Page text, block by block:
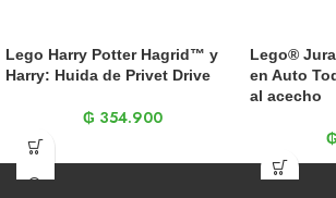
Lego Harry Potter Hagrid™ y
Harry: Huida de Privet Drive
₲ 354.900
Lego®
en Auto
al acecho
₲